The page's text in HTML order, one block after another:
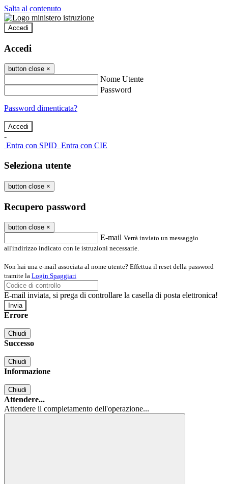
Salta al contenuto
Accedi
Accedi
button close ×
Nome Utente
Password
Password dimenticata?
-
Entra con SPID Entra con CIE
Seleziona utente
button close ×
Recupero password
button close ×
E-mail Verrà inviato un messaggio
all'indirizzo indicato con le istruzioni necessarie.
Non hai una e-mail associata al nome utente? Effettua il reset della password
tramite la Login Spaggiari
E-mail inviata, si prega di controllare la casella di posta elettronica!
Errore
Chiudi
Successo
Chiudi
Informazione
Chiudi
Attendere...
Attendere il completamento dell'operazione...